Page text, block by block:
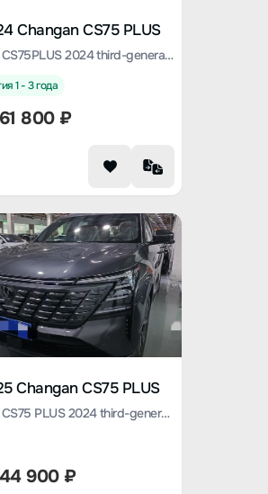
Changan CS75 PLUS
Changan CS75PLUS 2024 third-generation Champion Version 1.5T Smart driving Jinhang Type
1 - 3 года
800₽
Changan CS75 PLUS
Changan CS75 PLUS 2024 third-generation Champion Version 1.5T automatic smart driving Jinhang type
900₽